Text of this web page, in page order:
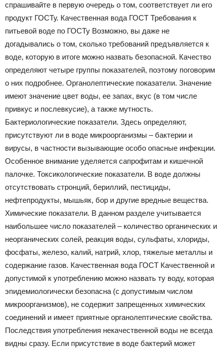
спрашивайте в первую очередь о том, соответствует ли его
продукт ГОСТу. Качественная вода ГОСТ Требования к
питьевой воде по ГОСТу Возможно, вы даже не
догадывались о том, сколько требований предъявляется к
воде, которую в итоге можно назвать безопасной. Качество
определяют четыре группы показателей, поэтому поговорим
о них подробнее. Органолептические показатели. Значение
имеют значение цвет воды, ее запах, вкус (в том числе
привкус и послевкусие), а также мутность.
Бактериологические показатели. Здесь определяют,
присутствуют ли в воде микроорганизмы – бактерии и
вирусы, в частности вызывающие особо опасные инфекции.
Особенное внимание уделяется сапрофитам и кишечной
палочке. Токсикологические показатели. В воде должны
отсутствовать стронций, бериллий, пестициды,
нефтепродукты, мышьяк, бор и другие вредные вещества.
Химические показатели. В данном разделе учитывается
наибольшее число показателей – количество органических и
неорганических солей, реакция воды, сульфаты, хлориды,
фосфаты, железо, калий, натрий, хлор, тяжелые металлы и
содержание газов. Качественная вода ГОСТ Качественной и
допустимой к употреблению можно назвать ту воду, которая
эпидемиологически безопасна (с допустимым числом
микроорганизмов), не содержит запрещенных химических
соединений и имеет приятные органолептические свойства.
Последствия употребления некачественной воды не всегда
видны сразу. Если присутствие в воде бактерий может